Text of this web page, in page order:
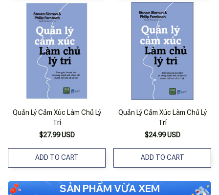
Quản Lý Cảm Xúc Làm Chủ Lý
Trí
$27.99 USD
ADD TO CART
Quản Lý Cảm Xúc Làm Chủ Lý
Trí
$24.99 USD
ADD TO CART
SẢN PHẨM VỪA XEM